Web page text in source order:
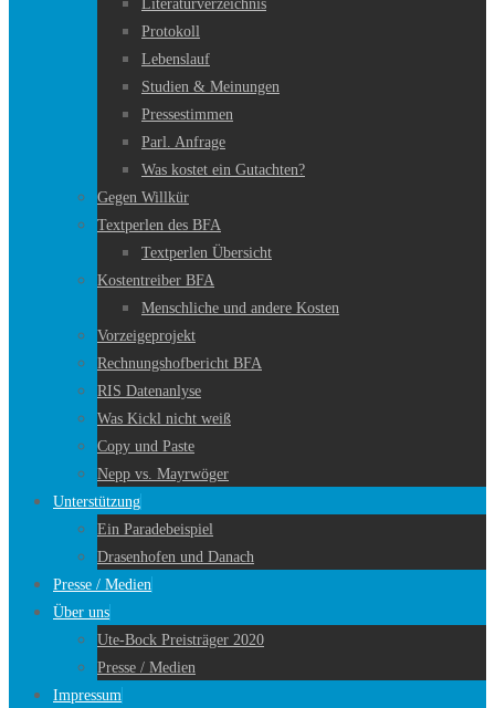
Literaturverzeichnis
Protokoll
Lebenslauf
Studien & Meinungen
Pressestimmen
Parl. Anfrage
Was kostet ein Gutachten?
Gegen Willkür
Textperlen des BFA
Textperlen Übersicht
Kostentreiber BFA
Menschliche und andere Kosten
Vorzeigeprojekt
Rechnungshofbericht BFA
RIS Datenanlyse
Was Kickl nicht weiß
Copy und Paste
Nepp vs. Mayrwöger
Unterstützung
Ein Paradebeispiel
Drasenhofen und Danach
Presse / Medien
Über uns
Ute-Bock Preisträger 2020
Presse / Medien
Impressum